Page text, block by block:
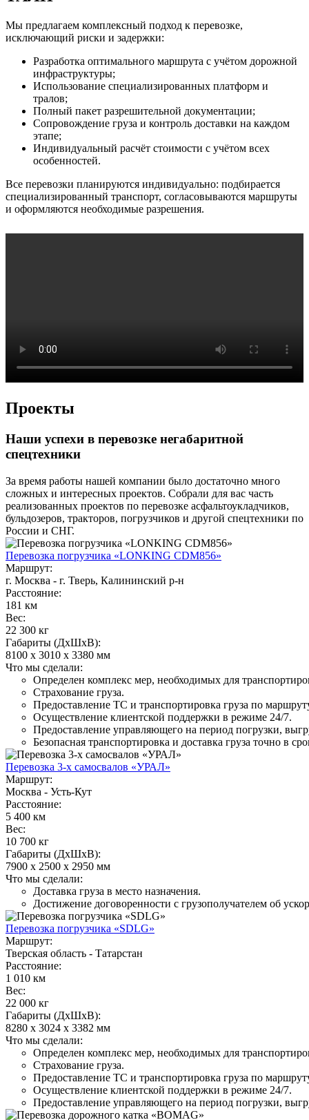
Мы предлагаем комплексный подход к перевозке,
исключающий риски и задержки:
Разработка оптимального маршрута с учётом дорожной
инфраструктуры;
Использование специализированных платформ и
тралов;
Полный пакет разрешительной документации;
Сопровождение груза и контроль доставки на каждом
этапе;
Индивидуальный расчёт стоимости с учётом всех
особенностей.
Все перевозки планируются индивидуально: подбирается
специализированный транспорт, согласовываются маршруты
и оформляются необходимые разрешения.
Проекты
Наши успехи в перевозке негабаритной
спецтехники
За время работы нашей компании было достаточно много
сложных и интересных проектов. Собрали для вас часть
реализованных проектов по перевозке асфальтоукладчиков,
бульдозеров, тракторов, погрузчиков и другой спецтехники по
России и СНГ.
Перевозка погрузчика «LONKING CDM856»
Маршрут:
г. Москва - г. Тверь, Калининский р-н
Расстояние:
181 км
Вес:
22 300 кг
Габариты (ДхШхВ):
8100 х 3010 х 3380 мм
Что мы сделали:
Определен комплекс мер, необходимых для
Страхование груза.
Предоставление ТС и транспортировка груза по
Осуществление клиентской поддержки в режиме 24/7.
Предоставление управляющего на период погрузки,
Безопасная транспортировка и доставка груза точно в
Перевозка 3-х самосвалов «УРАЛ»
Маршрут:
Москва - Усть-Кут
Расстояние:
5 400 км
Вес:
10 700 кг
Габариты (ДхШхВ):
7900 х 2500 х 2950 мм
Что мы сделали:
Доставка груза в место назначения.
Достижение договоренности с грузополучателем об
Перевозка погрузчика «SDLG»
Маршрут:
Тверская область - Татарстан
Расстояние:
1 010 км
Вес:
22 000 кг
Габариты (ДхШхВ):
8280 х 3024 х 3382 мм
Что мы сделали:
Определен комплекс мер, необходимых для
Страхование груза.
Предоставление ТС и транспортировка груза по
Осуществление клиентской поддержки в режиме 24/7.
Предоставление управляющего на период погрузки,